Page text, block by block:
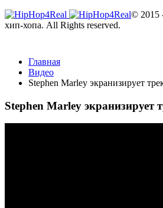
Главная
Видео
Stephen Marley экранизирует
Stephen Marley экранизирует
© 2015
хип-хопа. All Rights reserved.